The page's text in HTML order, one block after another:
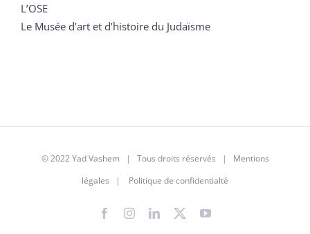
L’OSE
Le Musée d’art et d’histoire du Judaïsme
© 2022 Yad Vashem | Tous droits réservés | Mentions
légales | Politique de confidentialté
FacebookInstagramLinkedIn
X YouTube